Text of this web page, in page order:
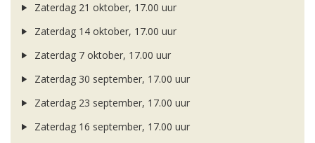
Zaterdag 21 oktober, 17.00 uur
Zaterdag 14 oktober, 17.00 uur
Zaterdag 7 oktober, 17.00 uur
Zaterdag 30 september, 17.00 uur
Zaterdag 23 september, 17.00 uur
Zaterdag 16 september, 17.00 uur